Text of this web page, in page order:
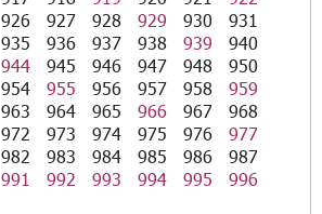
926 927 928 929 930
931
935 936 937 938 939
940
944 945 946 947 948
950
954 955 956 957 958
959
963 964 965 966 967
968
972 973 974 975 976
977
982 983 984 985 986
987
991 992 993 994 995
996